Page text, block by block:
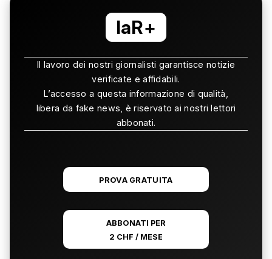
laR+
Il lavoro dei nostri giornalisti garantisce notizie
verificate e affidabili.
L’accesso a questa informazione di qualità,
libera da fake news, è riservato ai nostri lettori
abbonati.
PROVA GRATUITA
ABBONATI PER
2 CHF / MESE